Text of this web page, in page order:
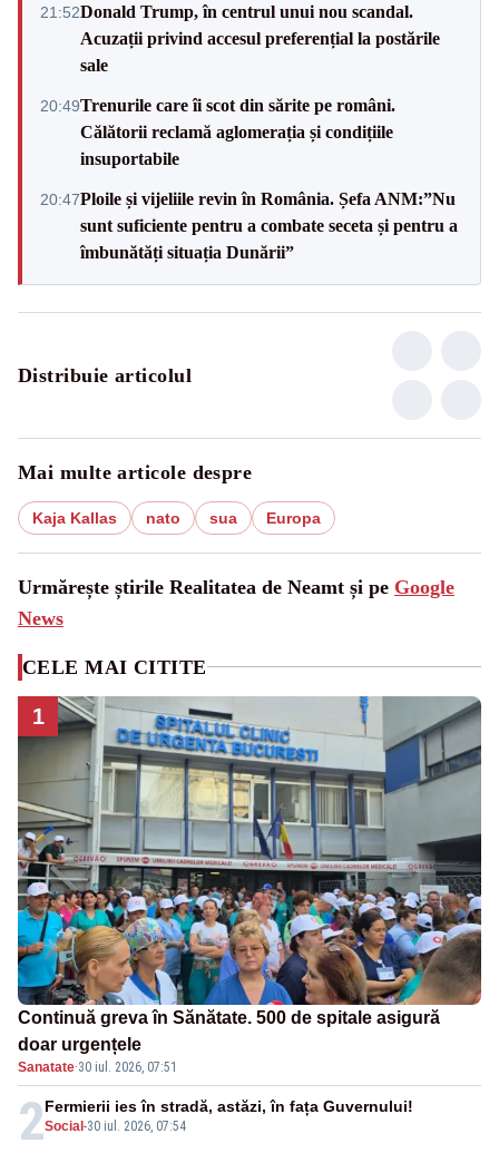
21:52Donald Trump, în centrul unui nou scandal.
Acuzații privind accesul preferențial la postările
sale
20:49Trenurile care îi scot din sărite pe români.
Călătorii reclamă aglomerația și condițiile
insuportabile
20:47Ploile și vijeliile revin în România. Șefa ANM:”Nu
sunt suficiente pentru a combate seceta și pentru a
îmbunătăți situația Dunării”
Distribuie articolul
Mai multe articole despre
Kaja Kallas nato sua Europa
Urmărește știrile Realitatea de Neamt și pe Google
News
CELE MAI CITITE
1
Continuă greva în Sănătate. 500 de spitale asigură
doar urgențele
Sanatate·30 iul. 2026, 07:51
2Social -30 iul. 2026, 07:54
Fermierii ies în stradă, astăzi, în fața Guvernului!